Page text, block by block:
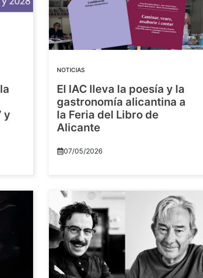
y
NOTICIAS
El IAC lleva la poesía y la
gastronomía alicantina a
la Feria del Libro de
Alicante
07/05/2026